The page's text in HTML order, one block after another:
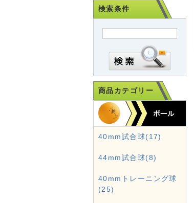
検索条件
商品カテゴリー
40mm試合球(17)
44mm試合球(8)
40mmトレーニング球
(25)